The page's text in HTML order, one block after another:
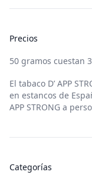
Precios
50 gramos cuestan
El tabaco D’ APP
en estancos de
APP STRONG a
Categorías